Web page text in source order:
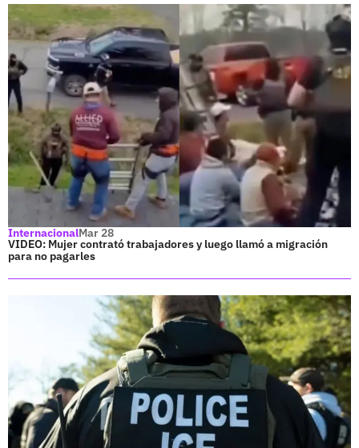
InternacionalMar 28
VIDEO: Mujer contrató trabajadores y luego llamó a migración
para no pagarles